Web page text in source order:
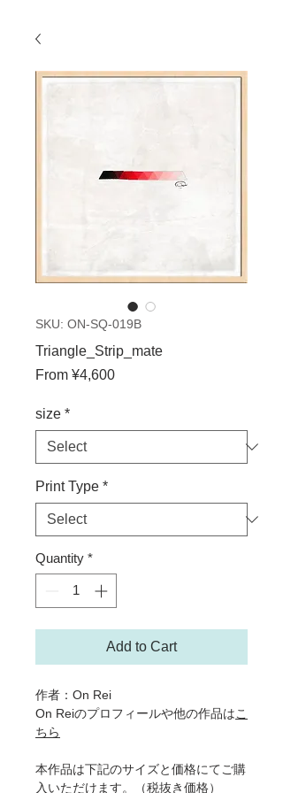
SKU: ON-SQ-019B
Triangle_Strip_mate
From ¥4,600Sale
size *
Print Type *
Quantity *
Add to Cart
作者：On Rei
On Reiのプロフィールや他の作品はこ
ちら
本作品は下記のサイズと価格にてご購
入いただけます。（税抜き価格）